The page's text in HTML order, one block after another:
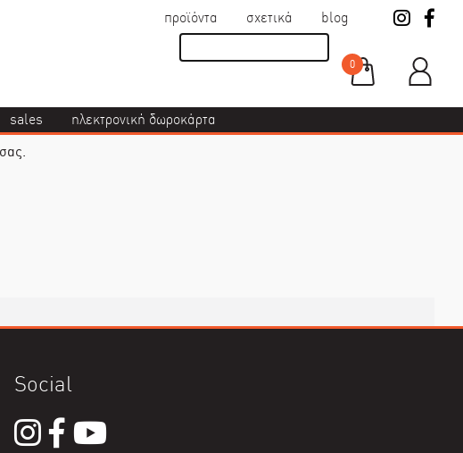
προϊόντα σχετικά blog
0
sales ηλεκτρονική δωροκάρτα
Social